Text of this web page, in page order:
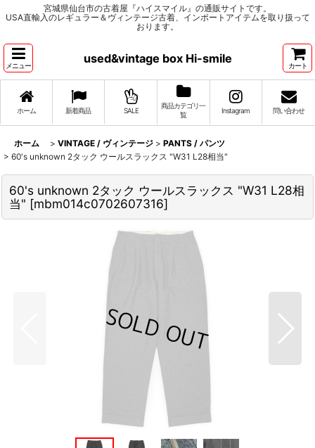
宮城県仙台市の古着屋『ハイスマイル』の通販サイトです。
USA直輸入のレギュラー＆ヴィンテージ古着、インポートアイテムを取り扱って
おります。
メニュー
used&vintage box Hi-smile
カート
ホーム 新着商品 SALE
商品カテゴリ一
覧
Instagram 問い合わせ
ホーム > VINTAGE / ヴィンテージ > PANTS / パンツ
> 60's unknown 2タック ウールスラックス "W31 L28相当"
60's unknown 2タック ウールスラックス "W31 L28相
当" [mbm014c0702607316]